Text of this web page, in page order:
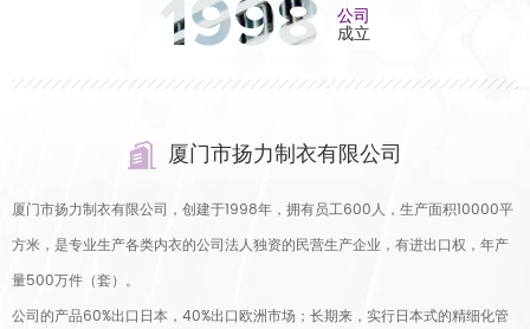
1998 公司
成立
厦门市扬力制衣有限公司
厦门市扬力制衣有限公司，创建于1998年，拥有员工600人，生产面积10000平
方米，是专业生产各类内衣的公司法人独资的民营生产企业，有进出口权，年产
量500万件（套）。
公司的产品60%出口日本，40%出口欧洲市场；长期来，实行日本式的精细化管